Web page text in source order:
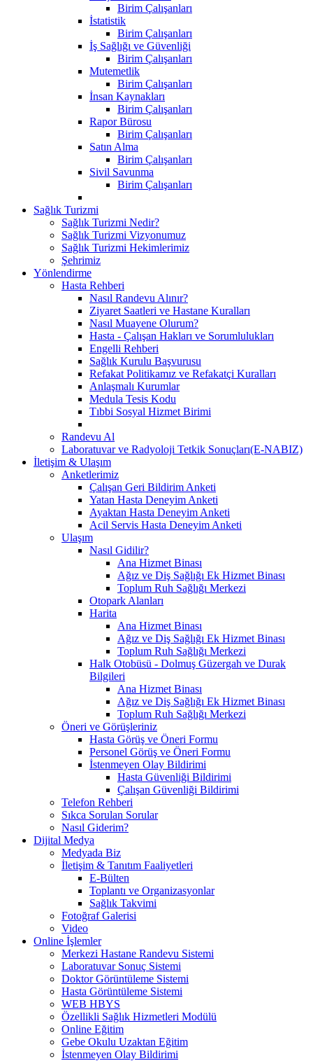
Birim Çalışanları
İstatistik
Birim Çalışanları
İş Sağlığı ve Güvenliği
Birim Çalışanları
Mutemetlik
Birim Çalışanları
İnsan Kaynakları
Birim Çalışanları
Rapor Bürosu
Birim Çalışanları
Satın Alma
Birim Çalışanları
Sivil Savunma
Birim Çalışanları
Sağlık Turizmi
Sağlık Turizmi Nedir?
Sağlık Turizmi Vizyonumuz
Sağlık Turizmi Hekimlerimiz
Şehrimiz
Yönlendirme
Hasta Rehberi
Nasıl Randevu Alınır?
Ziyaret Saatleri ve Hastane Kuralları
Nasıl Muayene Olurum?
Hasta - Çalışan Hakları ve Sorumlulukları
Engelli Rehberi
Sağlık Kurulu Başvurusu
Refakat Politikamız ve Refakatçi Kuralları
Anlaşmalı Kurumlar
Medula Tesis Kodu
Tıbbi Sosyal Hizmet Birimi
Randevu Al
Laboratuvar ve Radyoloji Tetkik Sonuçları(E-NABIZ)
İletişim & Ulaşım
Anketlerimiz
Çalışan Geri Bildirim Anketi
Yatan Hasta Deneyim Anketi
Ayaktan Hasta Deneyim Anketi
Acil Servis Hasta Deneyim Anketi
Ulaşım
Nasıl Gidilir?
Ana Hizmet Binası
Ağız ve Diş Sağlığı Ek Hizmet Binası
Toplum Ruh Sağlığı Merkezi
Otopark Alanları
Harita
Ana Hizmet Binası
Ağız ve Diş Sağlığı Ek Hizmet Binası
Toplum Ruh Sağlığı Merkezi
Halk Otobüsü - Dolmuş Güzergah ve Durak
Bilgileri
Ana Hizmet Binası
Ağız ve Diş Sağlığı Ek Hizmet Binası
Toplum Ruh Sağlığı Merkezi
Öneri ve Görüşleriniz
Hasta Görüş ve Öneri Formu
Personel Görüş ve Öneri Formu
İstenmeyen Olay Bildirimi
Hasta Güvenliği Bildirimi
Çalışan Güvenliği Bildirimi
Telefon Rehberi
Sıkca Sorulan Sorular
Nasıl Giderim?
Dijital Medya
Medyada Biz
İletişim & Tanıtım Faaliyetleri
E-Bülten
Toplantı ve Organizasyonlar
Sağlık Takvimi
Fotoğraf Galerisi
Video
Online İşlemler
Merkezi Hastane Randevu Sistemi
Laboratuvar Sonuç Sistemi
Doktor Görüntüleme Sistemi
Hasta Görüntüleme Sistemi
WEB HBYS
Özellikli Sağlık Hizmetleri Modülü
Online Eğitim
Gebe Okulu Uzaktan Eğitim
İstenmeyen Olay Bildirimi